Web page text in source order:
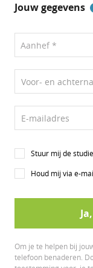
Jouw gegevens
Voor- en
E-mailadres
Stuur mij de
Houd mij via e-
Om je te helpen bij
telefoon benaderen.